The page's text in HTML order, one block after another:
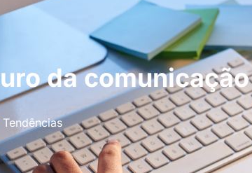
da
Tendências